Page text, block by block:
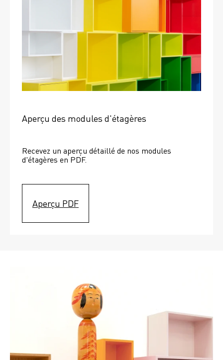
Aperçu des modules d'étagères
Recevez un aperçu détaillé de nos modules
d'étagères en PDF.
Aperçu PDF